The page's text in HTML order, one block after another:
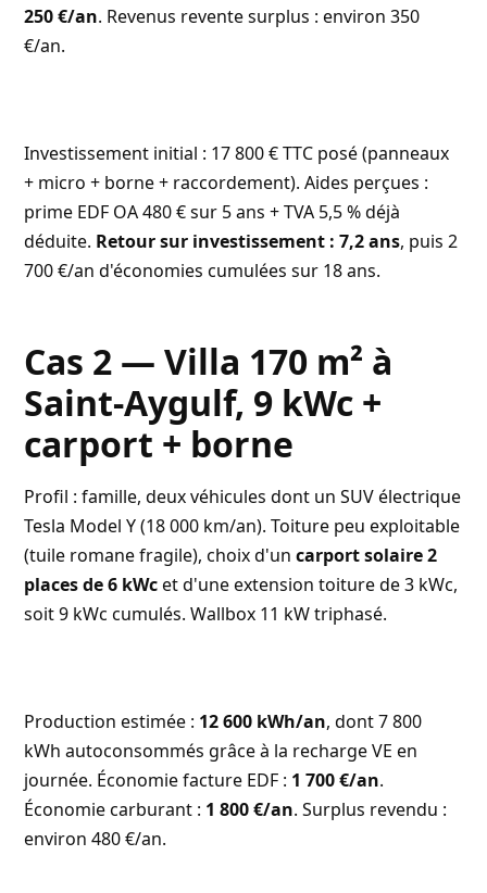
250 €/an. Revenus revente surplus : environ 350
€/an.
Investissement initial : 17 800 € TTC posé (panneaux
+ micro + borne + raccordement). Aides perçues :
prime EDF OA 480 € sur 5 ans + TVA 5,5 % déjà
déduite. Retour sur investissement : 7,2 ans, puis 2
700 €/an d'économies cumulées sur 18 ans.
Cas 2 — Villa 170 m² à
Saint-Aygulf, 9 kWc +
carport + borne
Profil : famille, deux véhicules dont un SUV électrique
Tesla Model Y (18 000 km/an). Toiture peu exploitable
(tuile romane fragile), choix d'uncarport solaire 2
places de 6 kWcet d'une extension toiture de 3 kWc,
soit 9 kWc cumulés. Wallbox 11 kW triphasé.
Production estimée : 12 600 kWh/an, dont 7 800
kWh autoconsommés grâce à la recharge VE en
journée. Économie facture EDF : 1 700 €/an.
Économie carburant : 1 800 €/an. Surplus revendu :
environ 480 €/an.